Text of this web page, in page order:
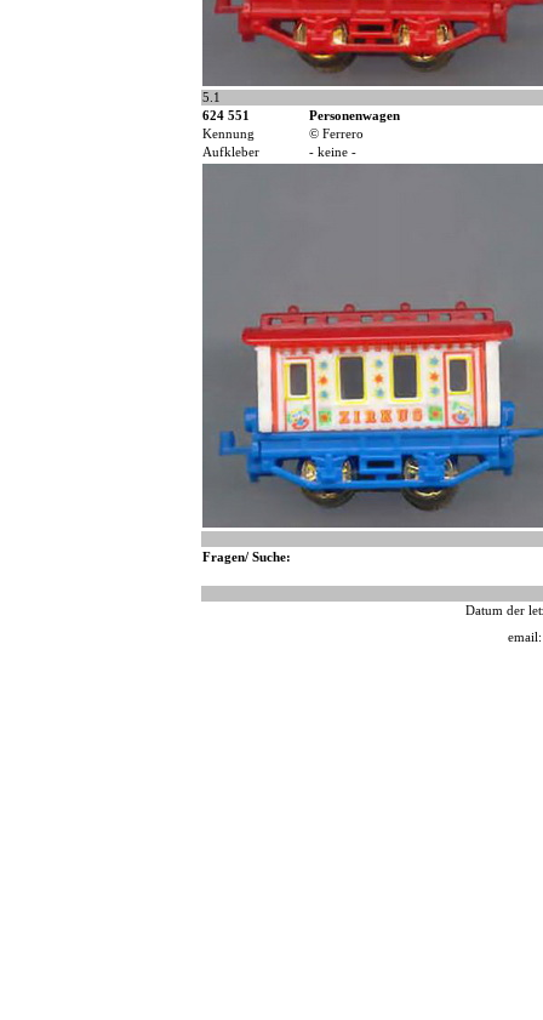
5.1
624 551
Personenwagen
Kennung
© Ferrero
Aufkleber
- keine -
Fragen/ Suche:
Datum der